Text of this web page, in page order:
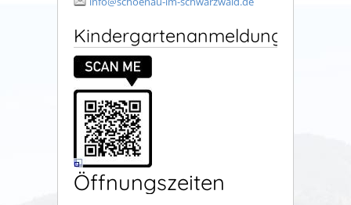
Kindergartenanmeldung
Öffnungszeiten